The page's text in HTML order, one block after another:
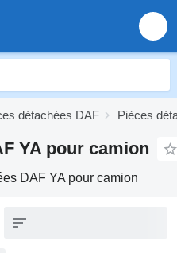
détachées DAF Pièces
YA pour camion
DAF YA pour camion